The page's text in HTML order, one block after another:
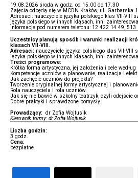
19.08.2026 środa w godz. od 15.00 do 17.30
Zajęcia odbędą się w MCDN Kraków, ul. Garbarska 1
Adresaci: nauczyciele języka polskiego klas VII-VIII
języka polskiego w innych klasach, inni
Informacje pod numerem telefonu: 12 422 14 49, 513
Uczestnicy planują sposób i warunki realizacji
klasach VII-VIII.
Adresaci: nauczyciele języka polskiego klas VII-VIII
języka polskiego w innych klasach, inni
Treści programowe:
Krótka forma artystyczna, jej założenia i cele
Kompetencje uczniów a planowanie, realizacja i
Jak zachęcić uczniów do projektu?
Tworzenie oryginalnej formy artystycznej i
Rola nauczyciela i rola uczniów.
Jak się nie bawić w szkolny teatrzyk, czyli odejście
Dobre praktyki i sprawdzone pomysły.
Prowadzący: dr Zofia Wojtusik
Kierownik formy: dr Zofia Wojtusik
Liczba godzin:
3 godz.
Cena:
bezpłatne